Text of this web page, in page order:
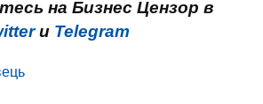
на Бизнес Цензор в
и Telegram